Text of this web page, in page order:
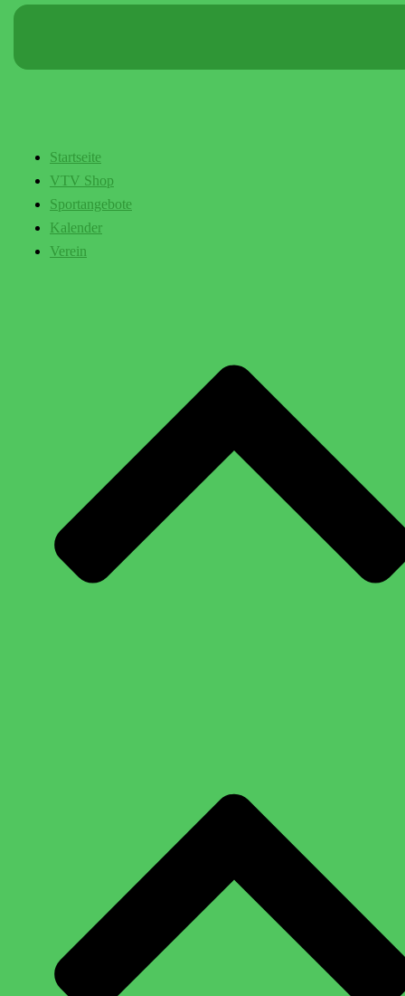
Startseite
VTV Shop
Sportangebote
Kalender
Verein